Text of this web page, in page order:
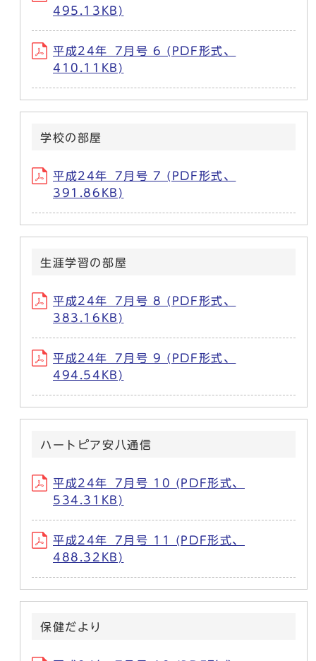
495.13KB)
平成24年_7月号 6 (PDF形式、
410.11KB)
学校の部屋
平成24年_7月号 7 (PDF形式、
391.86KB)
生涯学習の部屋
平成24年_7月号 8 (PDF形式、
383.16KB)
平成24年_7月号 9 (PDF形式、
494.54KB)
ハートピア安八通信
平成24年_7月号 10 (PDF形式、
534.31KB)
平成24年_7月号 11 (PDF形式、
488.32KB)
保健だより